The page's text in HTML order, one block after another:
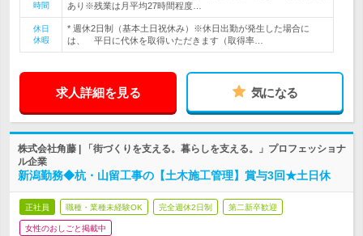
時間
あり※残業は月平均27時間程度…
休日
休暇
* 週休2日制（基本土日祝休み）※休日出勤が発生した場合に
は、 平日に代休を取得いただきます（取得率…
求人詳細を見る 気になる
株式会社角藤 | 「街づくりを支える。暮らしを支える。」プロフェッショナ
ル企業
新潟勤務◆杭・山留工事の【土木施工管理】賞与3回★土日休
正社員 職種・業種未経験OK 完全週休2日制 第二新卒歓迎
女性のおしごと掲載中